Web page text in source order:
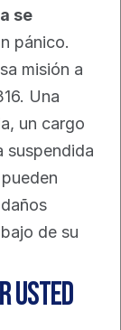
se
pánico.
misión a
Una
un cargo
suspendida
de su
usted